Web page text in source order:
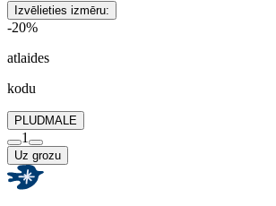
Izvēlieties izmēru:
-20%
atlaides
kodu
PLUDMALE
1
Uz grozu